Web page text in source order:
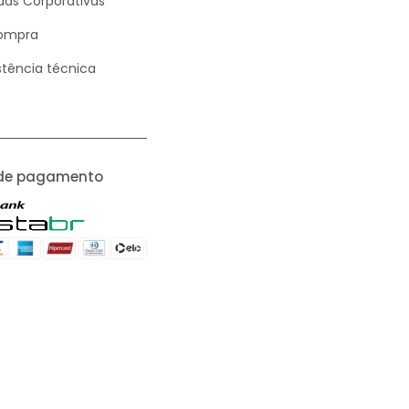
técnica
pagamento